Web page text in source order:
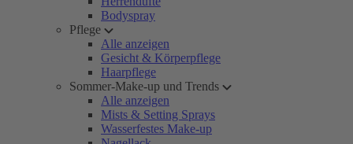
Bodyspray
Pflege
Alle anzeigen
Gesicht & Körperpflege
Haarpflege
Sommer-Make-up und Trends
Alle anzeigen
Mists & Setting Sprays
Wasserfestes Make-up